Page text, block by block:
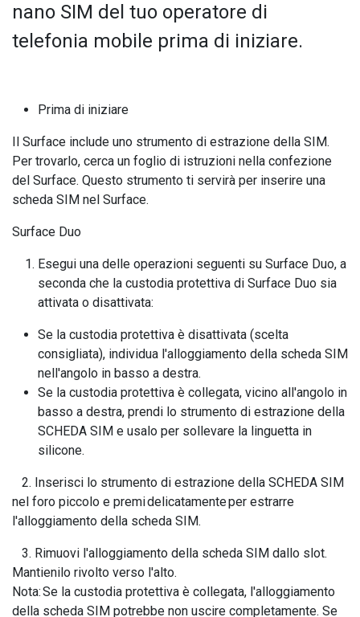
nano SIM del tuo operatore di
telefonia mobile prima di iniziare.
Prima di iniziare
Il Surface include uno strumento di estrazione della SIM.
Per trovarlo, cerca un foglio di istruzioni nella confezione
del Surface. Questo strumento ti servirà per inserire una
scheda SIM nel Surface.
Surface Duo
Esegui una delle operazioni seguenti su Surface Duo, a
seconda che la custodia protettiva di Surface Duo sia
attivata o disattivata:
Se la custodia protettiva è disattivata (scelta
consigliata), individua l'alloggiamento della scheda SIM
nell'angolo in basso a destra.
Se la custodia protettiva è collegata, vicino all'angolo in
basso a destra, prendi lo strumento di estrazione della
SCHEDA SIM e usalo per sollevare la linguetta in
silicone.
2. Inserisci lo strumento di estrazione della SCHEDA SIM
nel foro piccolo e premi delicatamente per estrarre
l'alloggiamento della scheda SIM.
3. Rimuovi l'alloggiamento della scheda SIM dallo slot.
Mantienilo rivolto verso l'alto.
Nota: Se la custodia protettiva è collegata, l'alloggiamento
della scheda SIM potrebbe non uscire completamente. Se